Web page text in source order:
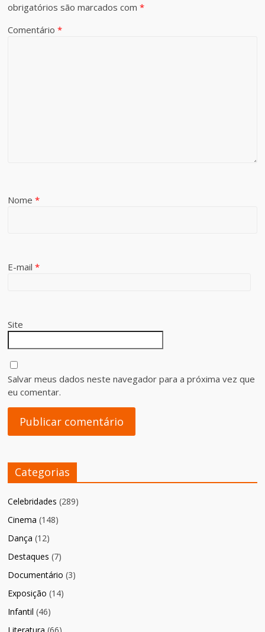
obrigatórios são marcados com*
Comentário*
Nome*
E-mail*
Site
Salvar meus dados neste navegador para a próxima vez que
eu comentar.
Categorias
Celebridades (289)
Cinema (148)
Dança (12)
Destaques (7)
Documentário (3)
Exposição (14)
Infantil (46)